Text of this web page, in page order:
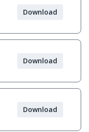
Download
Download
Download